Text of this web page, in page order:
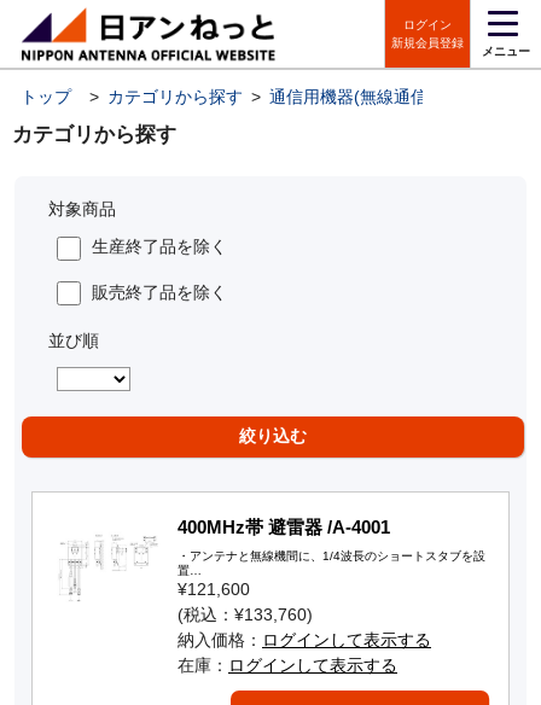
ログイン
新規会員登録
メニュー
カテゴリから探す
トップ > カテゴリから探す > 通信用機器(無線通信機器・IoT機器
対象商品
生産終了品を除く
販売終了品を除く
並び順
400MHz帯 避雷器 /A-4001
・アンテナと無線機間に、1/4波長のショートスタブを設
置…
¥121,600
(税込：¥133,760)
納入価格： ログインして表示する
在庫： ログインして表示する